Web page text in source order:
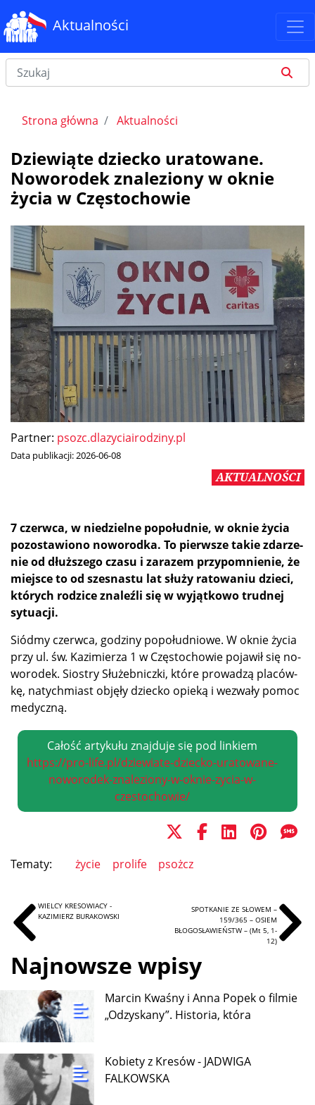
Aktualności
Strona główna Aktualności
Dziewiąte dziecko uratowane.
Noworodek znaleziony w oknie
życia w Częstochowie
Partner: psozc.dlazyciairodziny.pl
Data publikacji:2026-06-08
AKTUALNOŚCI
7 czerw­ca, w nie­dziel­ne po­po­łu­dnie, w oknie ży­cia
po­zo­sta­wio­no no­wo­rod­ka. To pierw­sze ta­kie zda­rze­
nie od dłuż­sze­go cza­su i za­ra­zem przy­po­mnie­nie, że
miej­sce to od szes­na­stu lat słu­ży ra­to­wa­niu dzie­ci,
któ­rych ro­dzi­ce zna­leź­li się w wy­jąt­ko­wo trud­nej
sytuacji.
Siód­my czerw­ca, go­dzi­ny po­po­łu­dnio­we. W oknie ży­cia
przy ul. św. Ka­zi­mie­rza 1 w Czę­sto­cho­wie po­ja­wił się no­
wo­ro­dek. Sio­stry Słu­żeb­nicz­ki, któ­re pro­wa­dzą pla­ców­
kę, na­tych­miast ob­ję­ły dziec­ko opie­ką i we­zwa­ły po­moc
medyczną.
Całość artykułu znajduje się pod linkiem
https://pro-life.pl/dziewiate-dziecko-uratowane-
noworodek-znaleziony-w-oknie-zycia-w-
czestochowie/
Tematy: życie prolife psożcz
WIELCY KRESOWIACY -
KAZIMIERZ BURAKOWSKI
SPOTKANIE ZE SŁOWEM –
159/365 – OSIEM
BŁOGOSŁAWIEŃSTW – (Mt 5, 1-
12)
Najnowsze wpisy
Marcin Kwaśny i Anna Popek o filmie
„Odzyskany”. Historia, która
Kobiety z Kresów - JADWIGA
FALKOWSKA